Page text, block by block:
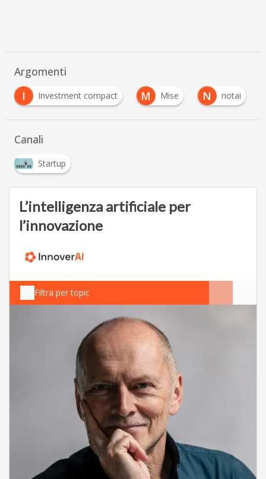
Argomenti
Investment compact M Mise N notai
Canali
Startup
L’intelligenza artificiale per
l’innovazione
Filtra per topic